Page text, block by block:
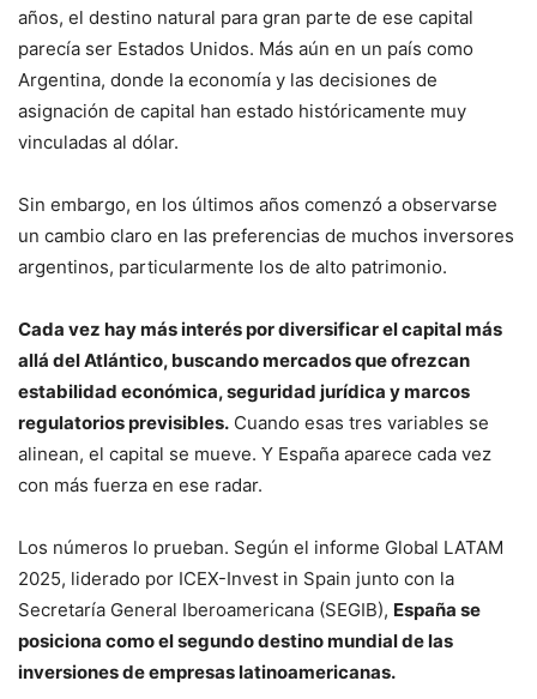
años, el destino natural para gran parte de ese capital
parecía ser Estados Unidos. Más aún en un país como
Argentina, donde la economía y las decisiones de
asignación de capital han estado históricamente muy
vinculadas al dólar.
Sin embargo, en los últimos años comenzó a observarse
un cambio claro en las preferencias de muchos inversores
argentinos, particularmente los de alto patrimonio.
Cada vez hay más interés por diversificar el capital más
allá del Atlántico, buscando mercados que ofrezcan
estabilidad económica, seguridad jurídica y marcos
regulatorios previsibles. Cuando esas tres variables se
alinean, el capital se mueve. Y España aparece cada vez
con más fuerza en ese radar.
Los números lo prueban. Según el informe Global LATAM
2025, liderado por ICEX-Invest in Spain junto con la
Secretaría General Iberoamericana (SEGIB), España se
posiciona como el segundo destino mundial de las
inversiones de empresas latinoamericanas.